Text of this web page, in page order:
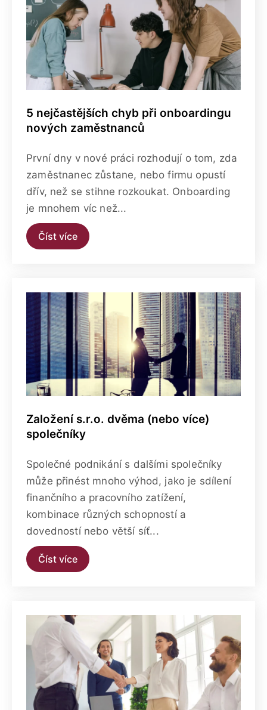
5 nejčastějších chyb při onboardingu
nových zaměstnanců
První dny v nové práci rozhodují o tom, zda
zaměstnanec zůstane, nebo firmu opustí
dřív, než se stihne rozkoukat. Onboarding
je mnohem víc než...
Číst více
Založení s.r.o. dvěma (nebo více)
společníky
Společné podnikání s dalšími společníky
může přinést mnoho výhod, jako je sdílení
finančního a pracovního zatížení,
kombinace různých schopností a
dovedností nebo větší síť...
Číst více